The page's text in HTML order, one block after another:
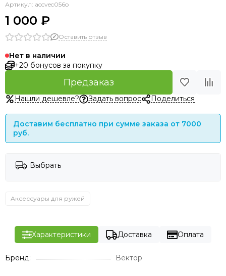
Артикул: accvec056o
1 000 ₽
Оставить отзыв
Нет в наличии
+20 бонусов за покупку
Предзаказ
Нашли дешевле? Задать вопрос Поделиться
Доставим бесплатно при сумме заказа от 7000
руб.
Выбрать
Аксессуары для ружей
Характеристики Доставка Оплата
Бренд: Вектор